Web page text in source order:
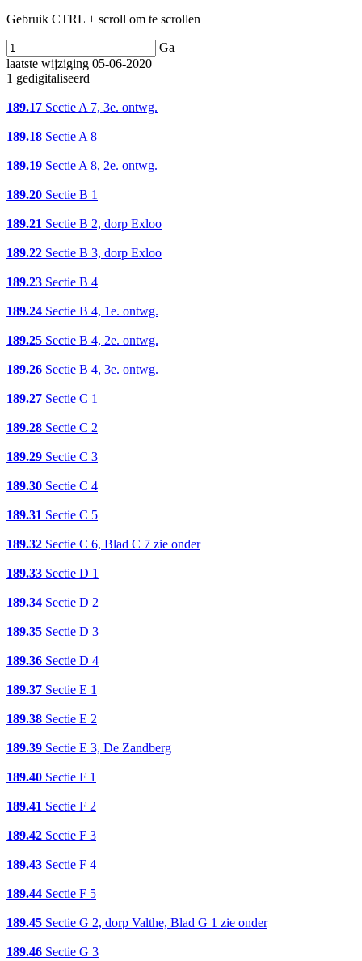
Gebruik CTRL + scroll om te scrollen
Ga
laatste wijziging 05-06-2020
1 gedigitaliseerd
189.17 Sectie A 7, 3e. ontwg.
189.18 Sectie A 8
189.19 Sectie A 8, 2e. ontwg.
189.20 Sectie B 1
189.21 Sectie B 2, dorp Exloo
189.22 Sectie B 3, dorp Exloo
189.23 Sectie B 4
189.24 Sectie B 4, 1e. ontwg.
189.25 Sectie B 4, 2e. ontwg.
189.26 Sectie B 4, 3e. ontwg.
189.27 Sectie C 1
189.28 Sectie C 2
189.29 Sectie C 3
189.30 Sectie C 4
189.31 Sectie C 5
189.32 Sectie C 6, Blad C 7 zie onder
189.33 Sectie D 1
189.34 Sectie D 2
189.35 Sectie D 3
189.36 Sectie D 4
189.37 Sectie E 1
189.38 Sectie E 2
189.39 Sectie E 3, De Zandberg
189.40 Sectie F 1
189.41 Sectie F 2
189.42 Sectie F 3
189.43 Sectie F 4
189.44 Sectie F 5
189.45 Sectie G 2, dorp Valthe, Blad G 1 zie onder
189.46 Sectie G 3